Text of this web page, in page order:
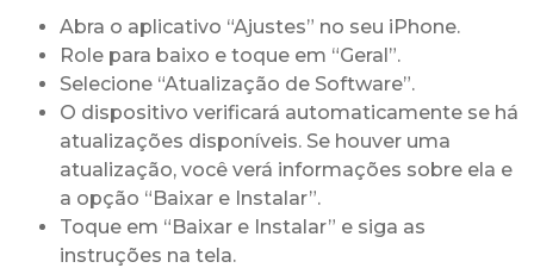
Abra o aplicativo “Ajustes” no seu iPhone.
Role para baixo e toque em “Geral”.
Selecione “Atualização de Software”.
O dispositivo verificará automaticamente se há
atualizações disponíveis. Se houver uma
atualização, você verá informações sobre ela e
a opção “Baixar e Instalar”.
Toque em “Baixar e Instalar” e siga as
instruções na tela.